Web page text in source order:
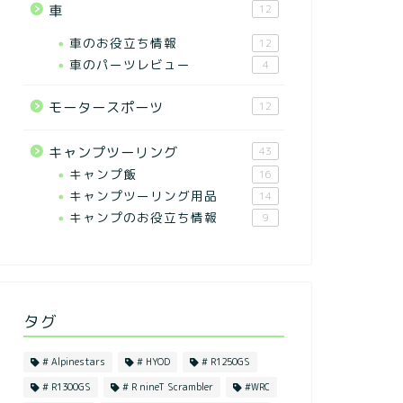
車 12
車のお役立ち情報 12
車のパーツレビュー 4
モータースポーツ 12
キャンプツーリング 43
キャンプ飯 16
キャンプツーリング用品 14
キャンプのお役立ち情報 9
タグ
# Alpinestars # HYOD
# R1250GS
# R1300GS
# R nineT Scrambler #WRC